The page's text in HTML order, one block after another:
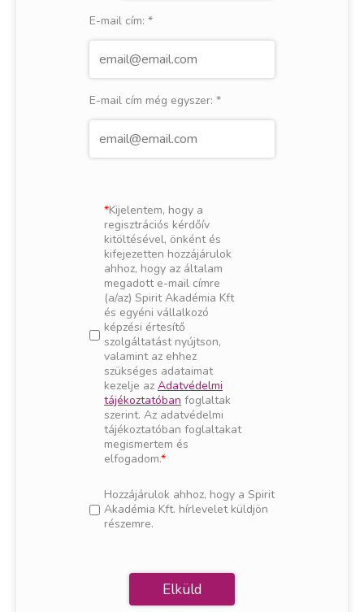
E-mail cím: *
E-mail cím még egyszer: *
Kijelentem, hogy a
regisztrációs kérdőív
kitöltésével, önként és
kifejezetten hozzájárulok
ahhoz, hogy az általam
megadott e-mail címre
(a/az) Spirit Akadémia Kft
és egyéni vállalkozó
képzési értesítő
szolgáltatást nyújtson,
valamint az ehhez
szükséges adataimat
kezelje az Adatvédelmi
tájékoztatóban foglaltak
szerint. Az adatvédelmi
tájékoztatóban foglaltakat
megismertem és
elfogadom.
Hozzájárulok ahhoz, hogy a Spirit
Akadémia Kft. hírlevelet küldjön
részemre.